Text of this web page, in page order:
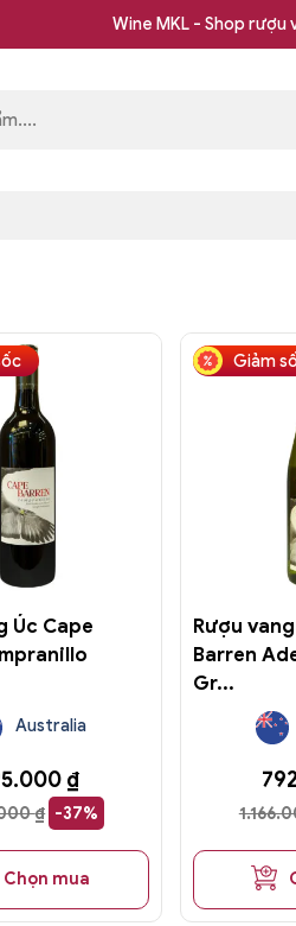
Wine MKL - Shop rượu
Úc Cape
Australia
₫ -37%
₫
Chọn mua
Giảm
Rượu
Barren
Gr...